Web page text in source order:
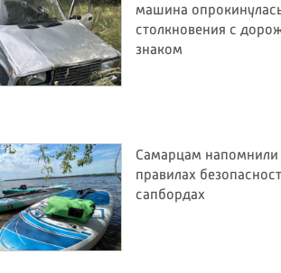
машина
столкновения с
знаком
Самарцам напомнили
правилах
сапбордах